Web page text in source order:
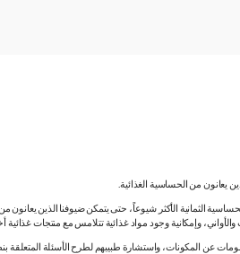
يعانون من الحساسية الغذائية.
الثمانية الأكثر شيوعاً، حتى يتمكن ضيوفنا الذين
وإمكانية وجود مواد غذائية تتلامس مع منتجات
عن المكونات، واستشارة طبيبهم لطرح الأسئلة المتعلقة